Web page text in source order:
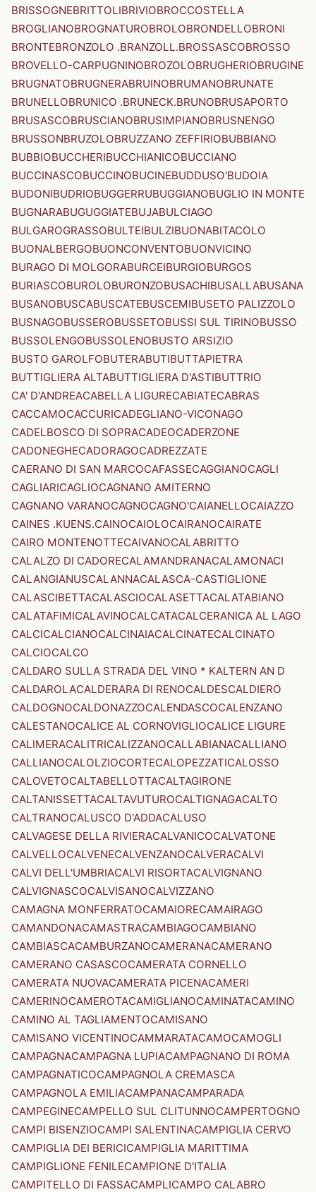
BRISSOGNEBRITTOLIBRIVIOBROCCOSTELLA
BROGLIANOBROGNATUROBROLOBRONDELLOBRONI
BRONTEBRONZOLO .BRANZOLL.BROSSASCOBROSSO
BROVELLO-CARPUGNINOBROZOLOBRUGHERIOBRUGINE
BRUGNATOBRUGNERABRUINOBRUMANOBRUNATE
BRUNELLOBRUNICO .BRUNECK.BRUNOBRUSAPORTO
BRUSASCOBRUSCIANOBRUSIMPIANOBRUSNENGO
BRUSSONBRUZOLOBRUZZANO ZEFFIRIOBUBBIANO
BUBBIOBUCCHERIBUCCHIANICOBUCCIANO
BUCCINASCOBUCCINOBUCINEBUDDUSO'BUDOIA
BUDONIBUDRIOBUGGERRUBUGGIANOBUGLIO IN MONTE
BUGNARABUGUGGIATEBUJABULCIAGO
BULGAROGRASSOBULTEIBULZIBUONABITACOLO
BUONALBERGOBUONCONVENTOBUONVICINO
BURAGO DI MOLGORABURCEIBURGIOBURGOS
BURIASCOBUROLOBURONZOBUSACHIBUSALLABUSANA
BUSANOBUSCABUSCATEBUSCEMIBUSETO PALIZZOLO
BUSNAGOBUSSEROBUSSETOBUSSI SUL TIRINOBUSSO
BUSSOLENGOBUSSOLENOBUSTO ARSIZIO
BUSTO GAROLFOBUTERABUTIBUTTAPIETRA
BUTTIGLIERA ALTABUTTIGLIERA D'ASTIBUTTRIO
CA' D'ANDREACABELLA LIGURECABIATECABRAS
CACCAMOCACCURICADEGLIANO-VICONAGO
CADELBOSCO DI SOPRACADEOCADERZONE
CADONEGHECADORAGOCADREZZATE
CAERANO DI SAN MARCOCAFASSECAGGIANOCAGLI
CAGLIARICAGLIOCAGNANO AMITERNO
CAGNANO VARANOCAGNOCAGNO'CAIANELLOCAIAZZO
CAINES .KUENS.CAINOCAIOLOCAIRANOCAIRATE
CAIRO MONTENOTTECAIVANOCALABRITTO
CALALZO DI CADORECALAMANDRANACALAMONACI
CALANGIANUSCALANNACALASCA-CASTIGLIONE
CALASCIBETTACALASCIOCALASETTACALATABIANO
CALATAFIMICALAVINOCALCATACALCERANICA AL LAGO
CALCICALCIANOCALCINAIACALCINATECALCINATO
CALCIOCALCO
CALDARO SULLA STRADA DEL VINO * KALTERN AN D
CALDAROLACALDERARA DI RENOCALDESCALDIERO
CALDOGNOCALDONAZZOCALENDASCOCALENZANO
CALESTANOCALICE AL CORNOVIGLIOCALICE LIGURE
CALIMERACALITRICALIZZANOCALLABIANACALLIANO
CALLIANOCALOLZIOCORTECALOPEZZATICALOSSO
CALOVETOCALTABELLOTTACALTAGIRONE
CALTANISSETTACALTAVUTUROCALTIGNAGACALTO
CALTRANOCALUSCO D'ADDACALUSO
CALVAGESE DELLA RIVIERACALVANICOCALVATONE
CALVELLOCALVENECALVENZANOCALVERACALVI
CALVI DELL'UMBRIACALVI RISORTACALVIGNANO
CALVIGNASCOCALVISANOCALVIZZANO
CAMAGNA MONFERRATOCAMAIORECAMAIRAGO
CAMANDONACAMASTRACAMBIAGOCAMBIANO
CAMBIASCACAMBURZANOCAMERANACAMERANO
CAMERANO CASASCOCAMERATA CORNELLO
CAMERATA NUOVACAMERATA PICENACAMERI
CAMERINOCAMEROTACAMIGLIANOCAMINATACAMINO
CAMINO AL TAGLIAMENTOCAMISANO
CAMISANO VICENTINOCAMMARATACAMOCAMOGLI
CAMPAGNACAMPAGNA LUPIACAMPAGNANO DI ROMA
CAMPAGNATICOCAMPAGNOLA CREMASCA
CAMPAGNOLA EMILIACAMPANACAMPARADA
CAMPEGINECAMPELLO SUL CLITUNNOCAMPERTOGNO
CAMPI BISENZIOCAMPI SALENTINACAMPIGLIA CERVO
CAMPIGLIA DEI BERICICAMPIGLIA MARITTIMA
CAMPIGLIONE FENILECAMPIONE D'ITALIA
CAMPITELLO DI FASSACAMPLICAMPO CALABRO